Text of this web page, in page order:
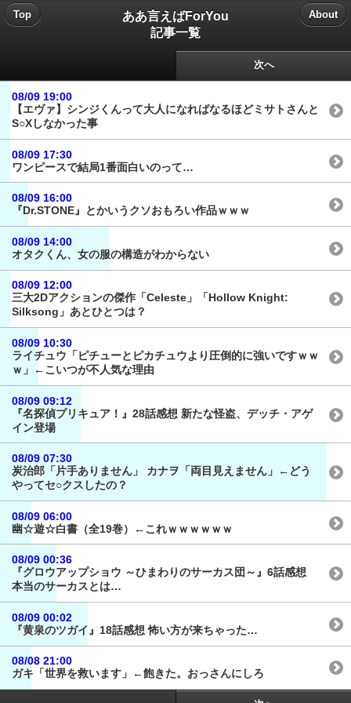
Top
ああ言えばForYou
記事一覧
About
次へ
08/09 19:00
【エヴァ】シンジくんって大人になればなるほどミサトさんと
S○Xしなかった事
08/09 17:30
ワンピースで結局1番面白いのって…
08/09 16:00
『Dr.STONE』とかいうクソおもろい作品ｗｗｗ
08/09 14:00
オタクくん、女の服の構造がわからない
08/09 12:00
三大2Dアクションの傑作「Celeste」「Hollow Knight:
Silksong」あとひとつは？
08/09 10:30
ライチュウ「ピチューとピカチュウより圧倒的に強いですｗｗ
ｗ」←こいつが不人気な理由
08/09 09:12
『名探偵プリキュア！』28話感想 新たな怪盗、デッチ・アゲ
イン登場
08/09 07:30
炭治郎「片手ありません」 カナヲ「両目見えません」←どう
やってセ○クスしたの？
08/09 06:00
幽☆遊☆白書（全19巻）←これｗｗｗｗｗｗ
08/09 00:36
『グロウアップショウ ～ひまわりのサーカス団～』6話感想
本当のサーカスとは…
08/09 00:02
『黄泉のツガイ』18話感想 怖い方が来ちゃった…
08/08 21:00
ガキ「世界を救います」←飽きた。おっさんにしろ